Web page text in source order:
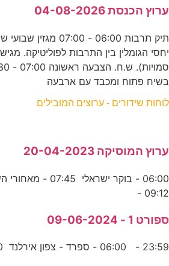
ערוץ הכנסת 04-08-2026
תיק תרבות 06:00 -
יחסי הגומלין בין התרבות לפוליטיקה.
בשיח פתוח ומכבד עם ארבעה
לוחות שידורים - ערוצים המובילים
ערוץ המוסיקה 20-04-2023
06:00 - בוקר ישראלי
09:12 -
ספורט 1 - 09-06-2024
23:59 - 06:00 - ספרד - צפון אירלנד 07:50 - הונגריה -